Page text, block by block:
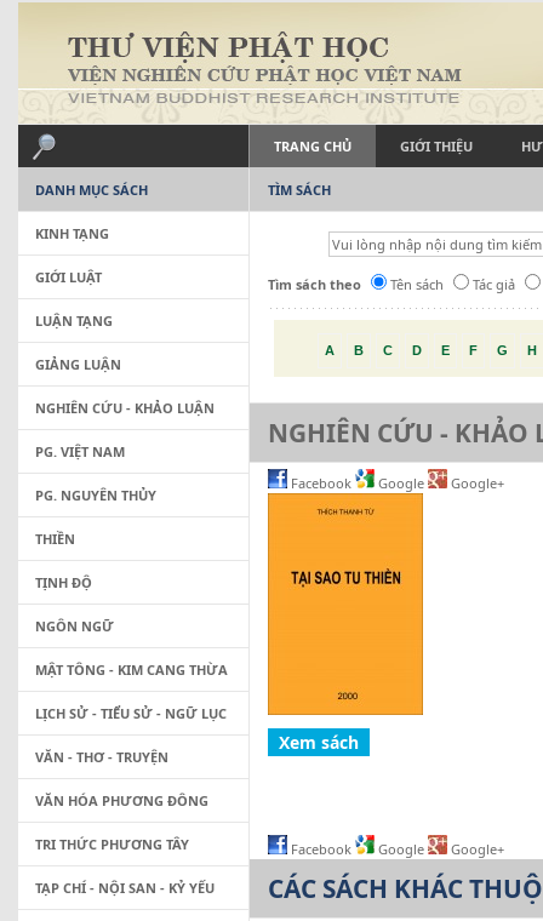
TRANG CHỦ GIỚI THIỆU
TÌM SÁCH
Tìm sách theo Tên sách Tác giả
A B C D E F G H
NGHIÊN CỨU - KHẢO
Facebook Google Google+
Facebook Google Google+
CÁC SÁCH KHÁC
DANH MỤC SÁCH
KINH TẠNG
GIỚI LUẬT
LUẬN TẠNG
GIẢNG LUẬN
NGHIÊN CỨU - KHẢO LUẬN
PG. VIỆT NAM
PG. NGUYÊN THỦY
THIỀN
TỊNH ĐỘ
NGÔN NGỮ
MẬT TÔNG - KIM CANG THỪA
LỊCH SỬ - TIỂU SỬ - NGỮ LỤC
VĂN - THƠ - TRUYỆN
VĂN HÓA PHƯƠNG ĐÔNG
TRI THỨC PHƯƠNG TÂY
TẠP CHÍ - NỘI SAN - KỶ YẾU